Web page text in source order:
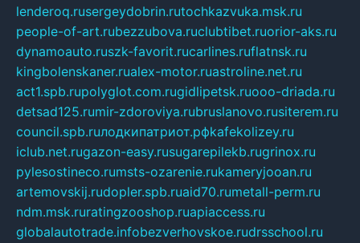
lenderoq.rusergeydobrin.rutochkazvuka.msk.ru
people-of-art.rubezzubova.ruclubtibet.ruorior-aks.ru
dynamoauto.ruszk-favorit.rucarlines.ruflatnsk.ru
kingbolenskaner.rualex-motor.ruastroline.net.ru
act1.spb.rupolyglot.com.rugidlipetsk.ruooo-driada.ru
detsad125.rumir-zdoroviya.rubruslanovo.rusiterem.ru
council.spb.ruлодкипатриот.рфkafekolizey.ru
iclub.net.rugazon-easy.rusugarepilekb.rugrinox.ru
pylesostineco.rumsts-ozarenie.rukameryjooan.ru
artemovskij.rudopler.spb.ruaid70.rumetall-perm.ru
ndm.msk.ruratingzooshop.ruapiaccess.ru
globalautotrade.infobezverhovskoe.rudrsschool.ru